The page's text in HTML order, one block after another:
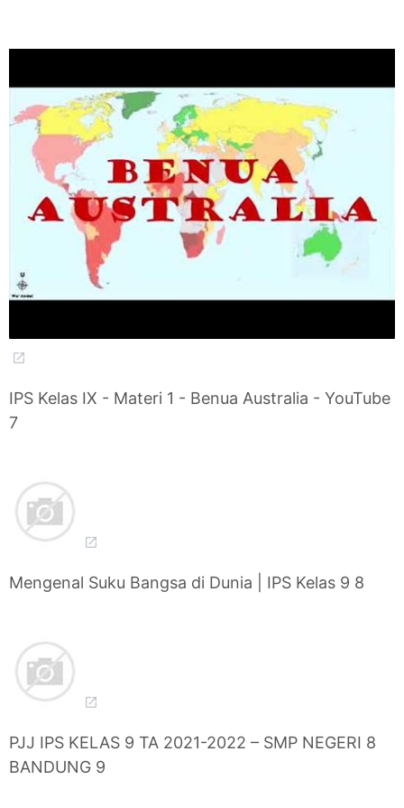
IPS Kelas IX - Materi 1 - Benua Australia - YouTube
7
Mengenal Suku Bangsa di Dunia | IPS Kelas 9 8
PJJ IPS KELAS 9 TA 2021-2022 – SMP NEGERI 8
BANDUNG 9